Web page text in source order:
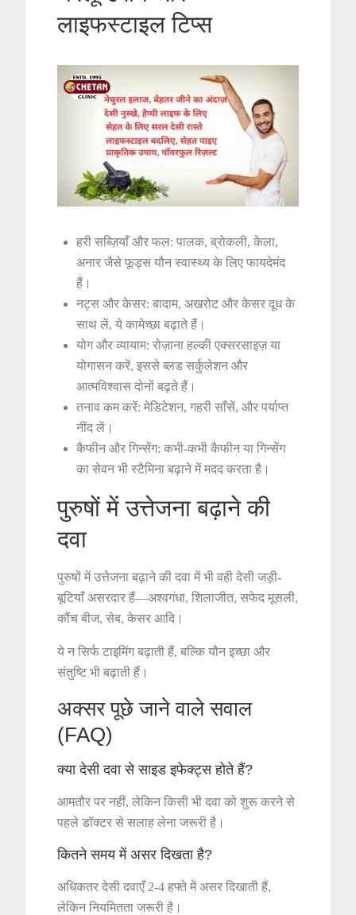
लाइफस्टाइल टिप्स
हरी सब्ज़ियाँ और फल: पालक, ब्रोकली, केला,
अनार जैसे फूड्स यौन स्वास्थ्य के लिए फायदेमंद
हैं।
नट्स और केसर: बादाम, अखरोट और केसर दूध के
साथ लें, ये कामेच्छा बढ़ाते हैं।
योग और व्यायाम: रोज़ाना हल्की एक्सरसाइज़ या
योगासन करें, इससे ब्लड सर्कुलेशन और
आत्मविश्वास दोनों बढ़ते हैं।
तनाव कम करें: मेडिटेशन, गहरी साँसें, और पर्याप्त
नींद लें।
कैफीन और गिन्सेंग: कभी-कभी कैफीन या गिन्सेंग
का सेवन भी स्टैमिना बढ़ाने में मदद करता है।
पुरुषों में उत्तेजना बढ़ाने की
दवा
पुरुषों में उत्तेजना बढ़ाने की दवा में भी वही देसी जड़ी-
बूटियाँ असरदार हैं—अश्वगंधा, शिलाजीत, सफेद मूसली,
कौंच बीज, सेब, केसर आदि।
ये न सिर्फ टाइमिंग बढ़ाती हैं, बल्कि यौन इच्छा और
संतुष्टि भी बढ़ाती हैं।
अक्सर पूछे जाने वाले सवाल
(FAQ)
क्या देसी दवा से साइड इफेक्ट्स होते हैं?
आमतौर पर नहीं, लेकिन किसी भी दवा को शुरू करने से
पहले डॉक्टर से सलाह लेना जरूरी है।
कितने समय में असर दिखता है?
अधिकतर देसी दवाएँ 2-4 हफ्ते में असर दिखाती हैं,
लेकिन नियमितता जरूरी है।